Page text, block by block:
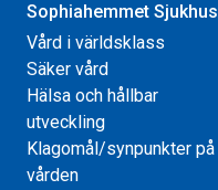
Sophiahemmet Sjukhus
Vård i världsklass
Säker vård
Hälsa och hållbar
utveckling
Klagomål/synpunkter på
vården